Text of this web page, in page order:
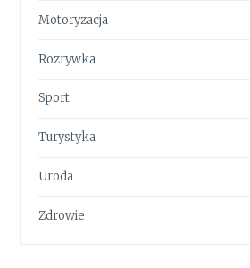
Motoryzacja
Rozrywka
Sport
Turystyka
Uroda
Zdrowie